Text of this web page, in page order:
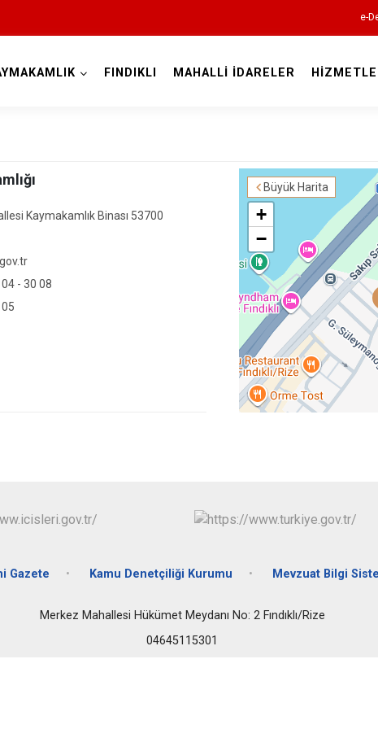
e-
Ardeşen
Çamlıhemşin
Çayeli
Derepazarı
Fındıklı
Güneysu
FINDIKLI MAHALLİ İDARELER
Büyük Harita
+
−
Kaymakamlık Binası 53700
- 30 08
Gazete Kamu Denetçiliği Kurumu Mevzuat Bilgi
Merkez Mahallesi Hükümet Meydanı No: 2 Fındıklı/Rize
04645115301